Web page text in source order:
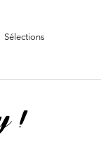
Sélections
!